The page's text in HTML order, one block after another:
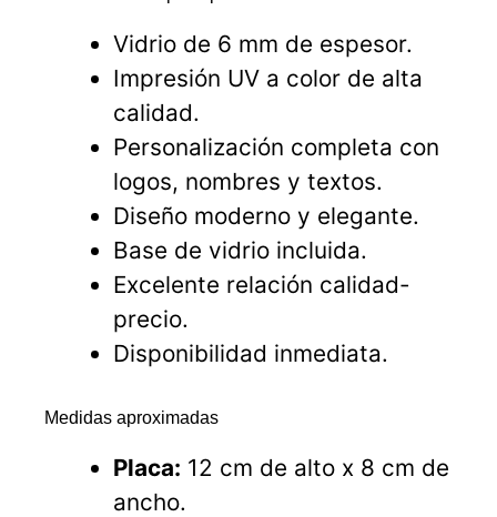
Vidrio de 6 mm de espesor.
Impresión UV a color de alta
calidad.
Personalización completa con
logos, nombres y textos.
Diseño moderno y elegante.
Base de vidrio incluida.
Excelente relación calidad-
precio.
Disponibilidad inmediata.
Medidas aproximadas
Placa: 12 cm de alto x 8 cm de
ancho.